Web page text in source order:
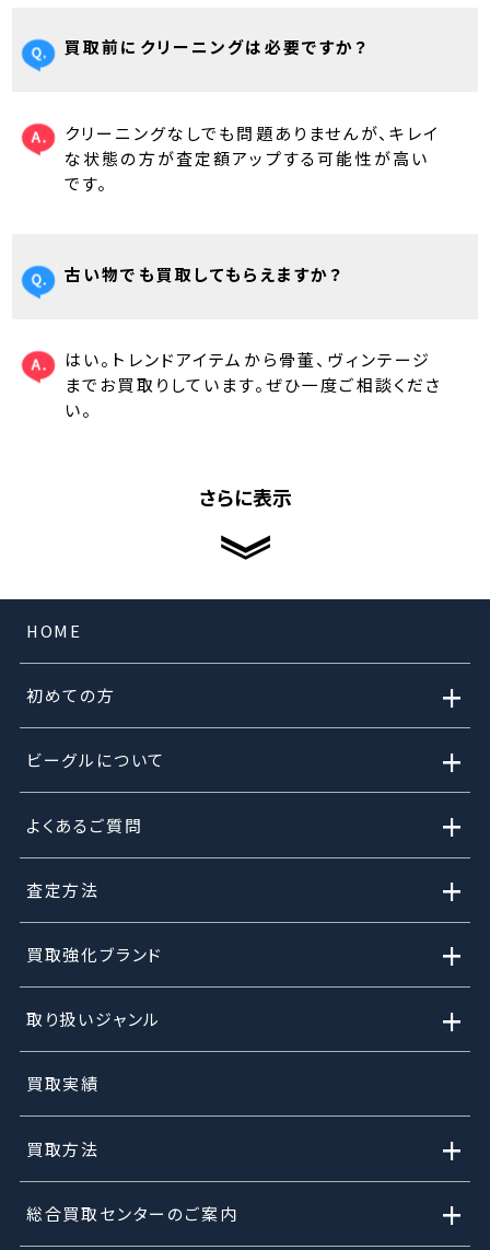
買取前にクリーニングは必要ですか？
クリーニングなしでも問題ありませんが、キレイ
な状態の方が査定額アップする可能性が高い
です。
古い物でも買取してもらえますか？
はい。トレンドアイテムから骨董、ヴィンテージ
までお買取りしています。ぜひ一度ご相談くださ
い。
さらに表示
HOME
初めての方 +
ビーグルについて +
よくあるご質問 +
査定方法 +
買取強化ブランド +
取り扱いジャンル +
買取実績
買取方法 +
総合買取センターのご案内 +